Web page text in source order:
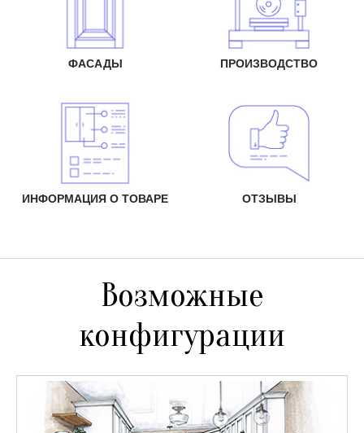
ФАСАДЫ ПРОИЗВОДСТВО
ИНФОРМАЦИЯ О ТОВАРЕ ОТЗЫВЫ
Возможные
конфигурации